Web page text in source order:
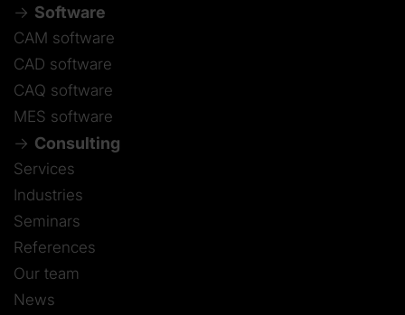
Software
CAM software
CAD software
CAQ software
MES software
Consulting
Services
Industries
Seminars
References
Our team
News